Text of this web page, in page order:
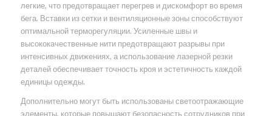
легкие, что предотвращает перегрев и дискомфорт во время
бега. Вставки из сетки и вентиляционные зоны способствуют
оптимальной терморегуляции. Усиленные швы и
высококачественные нити предотвращают разрывы при
интенсивных движениях, а использование лазерной резки
деталей обеспечивает точность кроя и эстетичность каждой
единицы одежды.
Дополнительно могут быть использованы светоотражающие
элементы, которые повышают безопасность сотрудников при